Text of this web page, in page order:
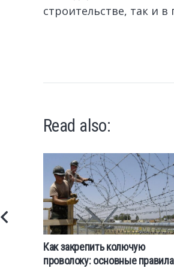
строительстве, так и
Read also:
Как закрепить колючую
проволоку: основные